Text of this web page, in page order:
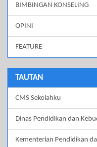
BIMBINGAN KONSELING
OPINI
FEATURE
TAUTAN
CMS Sekolahku
Dinas Pendidikan dan
Kementerian Pendidikan